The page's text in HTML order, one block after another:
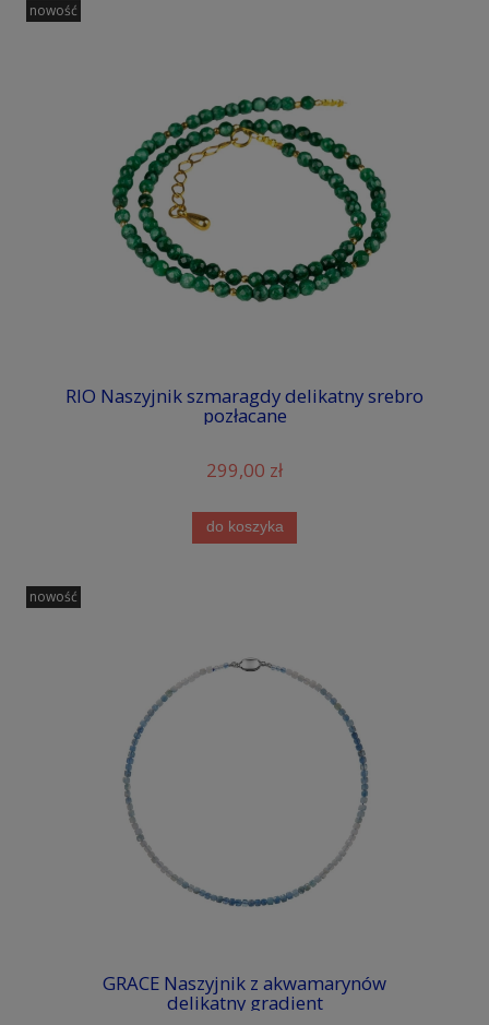
RIO Naszyjnik szmaragdy delikatny srebro
pozłacane
299,00 zł
do koszyka
nowość
GRACE Naszyjnik z akwamarynów
delikatny gradient
nowość